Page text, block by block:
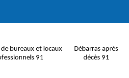
de bureaux et locaux
91
Débarras après
décès 91